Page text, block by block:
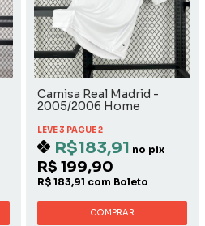
Camisa Real Madrid -
2005/2006 Home
LEVE 3 PAGUE 2
R$183,91 no pix
R$ 199,90
R$ 183,91 com Boleto
COMPRAR